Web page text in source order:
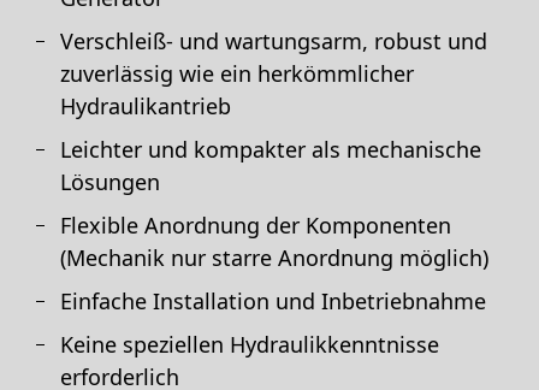
Verschleiß- und wartungsarm, robust und
zuverlässig wie ein herkömmlicher
Hydraulikantrieb
Leichter und kompakter als mechanische
Lösungen
Flexible Anordnung der Komponenten
(Mechanik nur starre Anordnung möglich)
Einfache Installation und Inbetriebnahme
Keine speziellen Hydraulikkenntnisse
erforderlich